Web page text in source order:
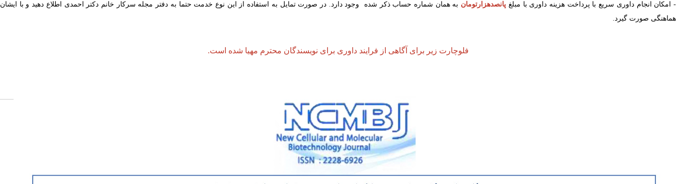
- امکان انجام داوری سریع با پرداخت هزینه داوری با مبلغ پانصدهزارتومان به همان شماره حساب ذکر شده وجود دارد. در صورت تمایل به استفاده از این نوع خدمت حتما به دفتر مجله سرکار خانم دکتر احمدی اطلاع دهید و با ایشان
هماهنگی صورت گیرد.
فلوچارت زیر برای آگاهی از فرایند داوری برای نویسندگان محترم مهیا شده است.